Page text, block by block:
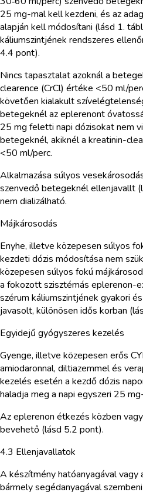
25 mg-mal kell kezdeni, és az
alapján kell módosítani (lásd 1.
káliumszintjének rendszeres
4.4 pont).
Nincs tapasztalat azoknál a
clearence (CrCl) értéke <50 ml/
követően kialakult
betegeknél az eplerenont
25 mg feletti napi dózisokat nem
betegeknél, akiknél a kreatinin-
<50 ml/perc.
Alkalmazása súlyos
szenvedő betegeknél ellenjavallt
nem dializálható.
Májkárosodás
Enyhe, illetve közepesen súlyos
kezdeti dózis módosítása nem
közepesen súlyos fokú
a fokozott szisztémás eplerenon-
szérum káliumszintjének gyakori
javasolt, különösen idős korban
Egyidejű gyógyszeres kezelés
Gyenge, illetve közepesen erős
amiodaronnal, diltiazemmel és
kezelés esetén a kezdő dózis
haladja meg a napi egyszeri 25
Az eplerenon étkezés közben
bevehető (lásd 5.2 pont).
4.3 Ellenjavallatok
A készítmény hatóanyagával
bármely segédanyagával